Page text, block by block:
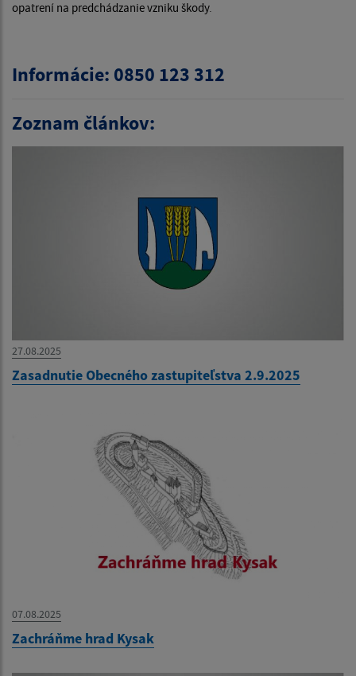
opatrení na predchádzanie vzniku škody.
Informácie: 0850 123 312
Zoznam článkov:
27.08.2025
Zasadnutie Obecného zastupiteľstva 2.9.2025
07.08.2025
Zachráňme hrad Kysak